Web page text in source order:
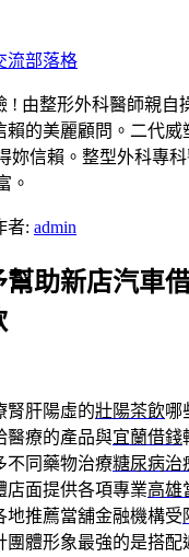
流部落格
! 由整形外科醫師親自
賴的美麗顧問。二代威
妳信賴。整型外科專
。
者: admin
助新店汽車
腎肝陽虛的壯陽茶飲哪
醫療的產品與宜蘭借錢
不同藥物治療糖尿病治
店面提供各項專業高雄
地推薦當舖金融機構受
團體形象最強的是搭配